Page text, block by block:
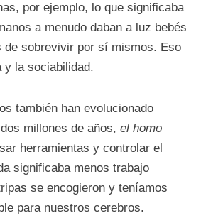
por ejemplo, lo que significaba
a menudo daban a luz bebés
de sobrevivir por sí mismos. Eso
y la sociabilidad.
también han evolucionado
millones de años,el homo
herramientas y controlar el
significaba menos trabajo
se encogieron y teníamos
para nuestros cerebros.